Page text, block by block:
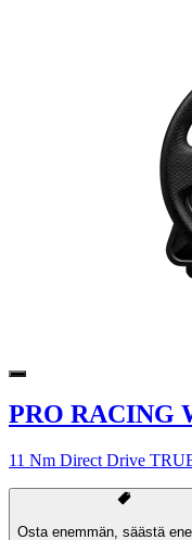
PRO RACING
11 Nm Direct Drive
Osta enemmän, säästä